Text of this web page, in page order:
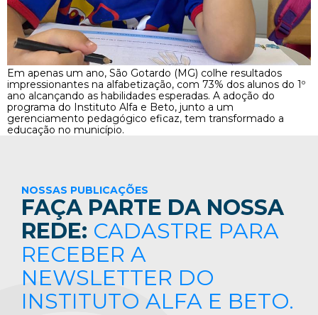
Em apenas um ano, São Gotardo (MG) colhe resultados
impressionantes na alfabetização, com 73% dos alunos do 1º
ano alcançando as habilidades esperadas. A adoção do
programa do Instituto Alfa e Beto, junto a um
gerenciamento pedagógico eficaz, tem transformado a
educação no município.
NOSSAS PUBLICAÇÕES
FAÇA PARTE DA NOSSA
REDE: CADASTRE PARA
RECEBER A
NEWSLETTER DO
INSTITUTO ALFA E BETO.